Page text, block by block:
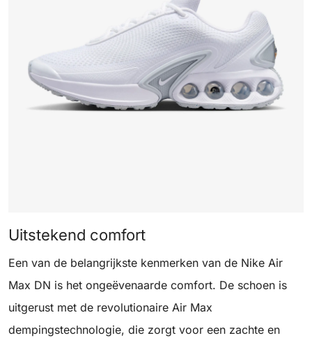
Uitstekend comfort
Een van de belangrijkste kenmerken van de Nike Air
Max DN is het ongeëvenaarde comfort. De schoen is
uitgerust met de revolutionaire Air Max
dempingstechnologie, die zorgt voor een zachte en